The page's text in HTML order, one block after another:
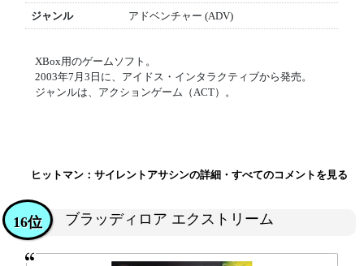
ジャンル アドベンチャー (ADV)
XBox用のゲームソフト。
2003年7月3日に、アイドス・インタラクティブから発売。
ジャンルは、アクションゲーム（ACT）。
ヒットマン：サイレントアサシンの詳細・すべてのコメントを見る
ブラッディロア エクストリーム
16位